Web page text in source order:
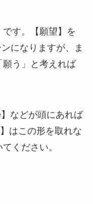
す。【願望】を
になりますが、ま
う」と考えれば
などが頭にあれば
はこの形を取れな
ください。